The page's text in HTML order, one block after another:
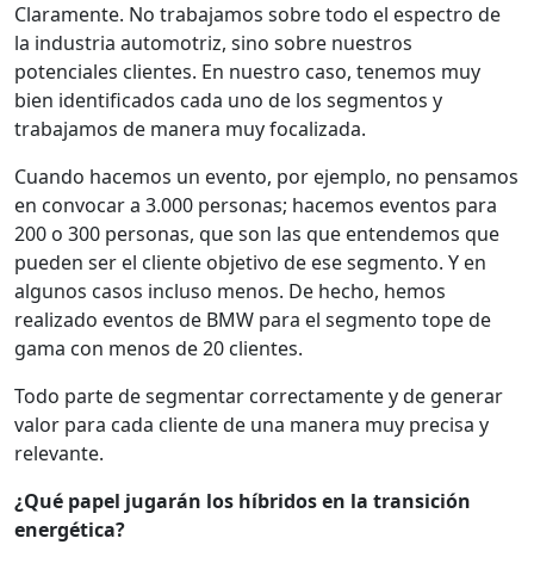
Claramente. No trabajamos sobre todo el espectro de
la industria automotriz, sino sobre nuestros
potenciales clientes. En nuestro caso, tenemos muy
bien identificados cada uno de los segmentos y
trabajamos de manera muy focalizada.
Cuando hacemos un evento, por ejemplo, no pensamos
en convocar a 3.000 personas; hacemos eventos para
200 o 300 personas, que son las que entendemos que
pueden ser el cliente objetivo de ese segmento. Y en
algunos casos incluso menos. De hecho, hemos
realizado eventos de BMW para el segmento tope de
gama con menos de 20 clientes.
Todo parte de segmentar correctamente y de generar
valor para cada cliente de una manera muy precisa y
relevante.
¿Qué papel jugarán los híbridos en la transición
energética?